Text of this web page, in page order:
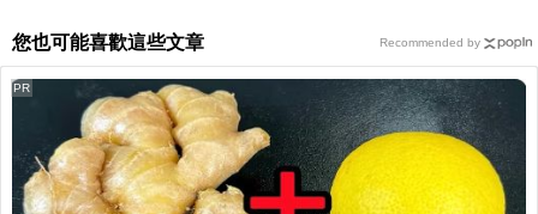
您也可能喜歡這些文章
PR
Recommended by